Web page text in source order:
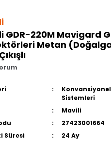
GDR-220M Mavigard
Metan
Sistemleri
Mavili
27423001664
Süresi
24 Ay